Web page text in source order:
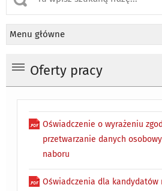
Menu główne
Oferty pracy
Oświadczenie o wyrażeniu
przetwarzanie danych
naboru
Oświadczenia dla kandydatów